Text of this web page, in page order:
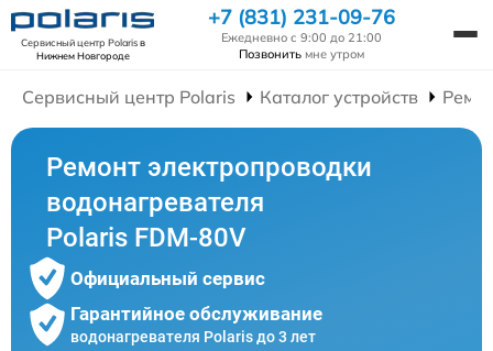
Сервисный центр Polarisв
Нижнем Новгороде
+7 (831) 231-09-76
Ежедневно с 9:00 до 21:00
Позвонить мне утром
Сервисный центр Polaris Каталог устройств
Ремонт электропроводки
водонагревателя
Polaris FDM-80V
Официальный сервис
Гарантийное обслуживание
водонагревателя Polaris до 3 лет